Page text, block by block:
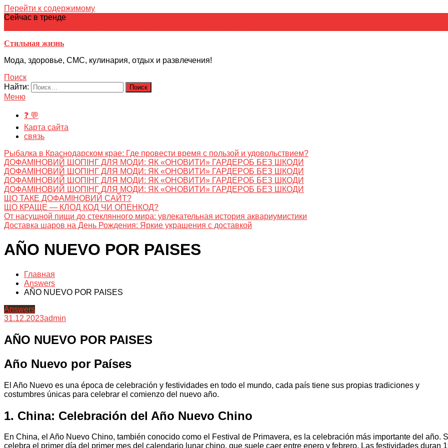
Перейти к содержимому
Сейчас в тренде
Стильная жизнь
Мода, здоровье, СМС, кулинария, отдых и развлечения!
Поиск
Найти:
Меню
❓ 💬
Карта сайта
связь
Рыбалка в Краснодарском крае: Где провести время с пользой и удовольствием?
ДОФАМІНОВИЙ ШОПІНГ ДЛЯ МОДИ: ЯК «ОНОВИТИ» ГАРДЕРОБ БЕЗ ШКОДИ
ДОФАМІНОВИЙ ШОПІНГ ДЛЯ МОДИ: ЯК «ОНОВИТИ» ГАРДЕРОБ БЕЗ ШКОДИ
ДОФАМІНОВИЙ ШОПІНГ ДЛЯ МОДИ: ЯК «ОНОВИТИ» ГАРДЕРОБ БЕЗ ШКОДИ
ДОФАМІНОВИЙ ШОПІНГ ДЛЯ МОДИ: ЯК «ОНОВИТИ» ГАРДЕРОБ БЕЗ ШКОДИ
ЩО ТАКЕ ДОФАМІНОВИЙ САЙТ?
ЩО КРАЩЕ — КЛОД КОД ЧИ ОПЕНКОД?
От насущной пищи до стеклянного мира: увлекательная история аквариумистики
Доставка шаров на День Рождения: Яркие украшения с доставкой
AÑO NUEVO POR PAISES
Главная
Answers
AÑO NUEVO POR PAISES
Answers
31.12.2023admin
AÑO NUEVO POR PAISES
Año Nuevo por Países
El Año Nuevo es una época de celebración y festividades en todo el mundo, cada país tiene sus propias tradiciones y
costumbres únicas para celebrar el comienzo del nuevo año.
1. China: Celebración del Año Nuevo Chino
En China, el Año Nuevo Chino, también conocido como el Festival de Primavera, es la celebración más importante del año.
celebra el primer día del primer mes del calendario lunar chino, que suele caer entre enero y febrero. Las festividades duran